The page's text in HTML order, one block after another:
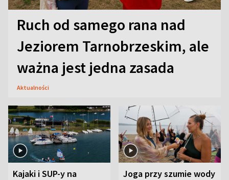
Ruch od samego rana nad
Jeziorem Tarnobrzeskim, ale
ważna jest jedna zasada
Aktualności
Kajaki i SUP-y na
Joga przy szumie wody